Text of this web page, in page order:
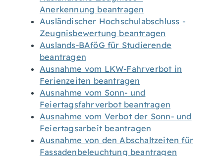
Anerkennung beantragen
Ausländischer Hochschulabschluss -
Zeugnisbewertung beantragen
Auslands-BAföG für Studierende
beantragen
Ausnahme vom LKW-Fahrverbot in
Ferienzeiten beantragen
Ausnahme vom Sonn- und
Feiertagsfahrverbot beantragen
Ausnahme vom Verbot der Sonn- und
Feiertagsarbeit beantragen
Ausnahme von den Abschaltzeiten für
Fassadenbeleuchtung beantragen